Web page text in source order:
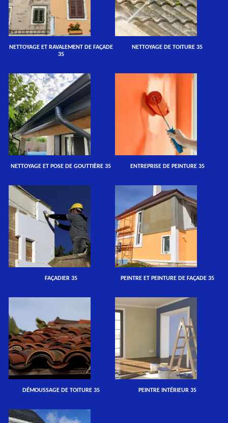
NETTOYAGE ET RAVALEMENT DE FAÇADE
35
NETTOYAGE DE TOITURE 35
NETTOYAGE ET POSE DE GOUTTIÈRE 35 ENTREPRISE DE PEINTURE 35
FAÇADIER 35 PEINTRE ET PEINTURE DE FAÇADE 35
DÉMOUSSAGE DE TOITURE 35 PEINTRE INTÉRIEUR 35